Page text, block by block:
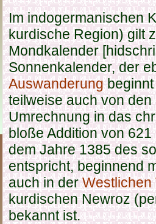
Im indogermanischen
kurdische Region) gilt
Mondkalender
Sonnenkalender, der
Auswanderungbeginnt
teilweise auch von den
Umrechnung in das
bloße Addition von
dem Jahre 1385 des
entspricht, beginnend
auch in derWestlichen
kurdischen Newroz
bekannt ist.